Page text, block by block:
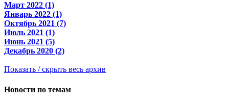
Март 2022 (1)
Январь 2022 (1)
Октябрь 2021 (7)
Июль 2021 (1)
Июнь 2021 (5)
Декабрь 2020 (2)
Показать / скрыть весь архив
Новости по темам